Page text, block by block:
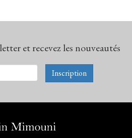
et recevez les nouveautés
Inscription